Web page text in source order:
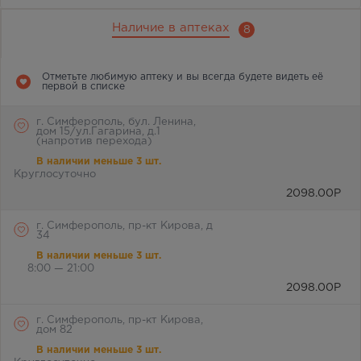
Наличие в аптеках 8
Отметьте любимую аптеку и вы всегда будете видеть её
первой в списке
г. Симферополь, бул. Ленина,
дом 15/ул.Гагарина, д.1
(напротив перехода)
В наличии меньше 3 шт.
Круглосуточно
2098.00 Р
г. Симферополь, пр-кт Кирова, д
34
В наличии меньше 3 шт.
8:00 — 21:00
2098.00 Р
г. Симферополь, пр-кт Кирова,
дом 82
В наличии меньше 3 шт.